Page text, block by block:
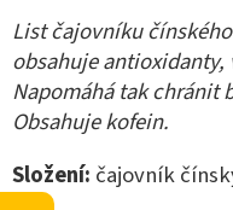
List čajovníku
obsahuje
Napomáhá tak chránit
Obsahuje kofein.
Složení: čajovník